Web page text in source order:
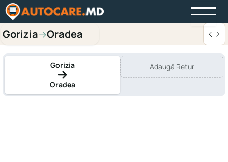
Gorizia→Oradea
Gorizia
Oradea
Adaugă Retur